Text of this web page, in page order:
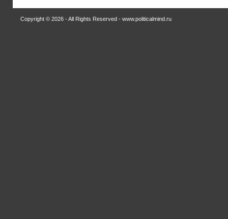
Copyright © 2026 - All Rights Reserved - www.politicalmind.ru